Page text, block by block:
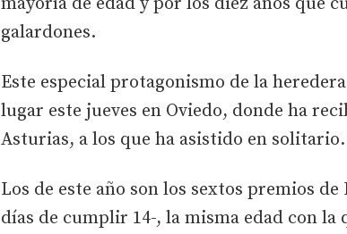
galardones.
Este especial protagonismo de la
lugar este jueves en Oviedo, donde ha
Asturias, a los que ha asistido en solitario.
Los de este año son los sextos premios
días de cumplir 14-, la misma edad con